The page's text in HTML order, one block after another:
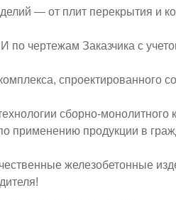
— от плит перекрытия и
чертежам Заказчика с
спроектированного
сборно-монолитного
применению продукции в
железобетонные